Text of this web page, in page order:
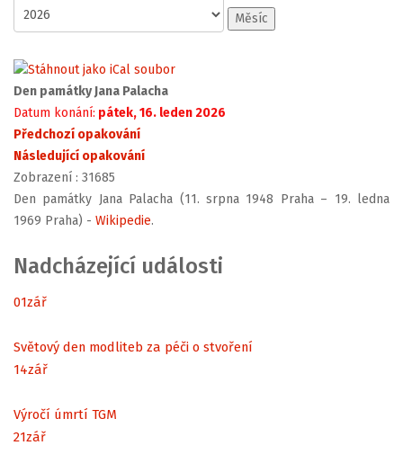
Měsíc
Den památky Jana Palacha
Datum konání: pátek, 16. leden 2026
Předchozí opakování
Následující opakování
Zobrazení : 31685
Den památky Jana Palacha (11. srpna 1948 Praha – 19. ledna
1969 Praha) - Wikipedie.
Nadcházející události
01zář
Světový den modliteb za péči o stvoření
14zář
Výročí úmrtí TGM
21zář